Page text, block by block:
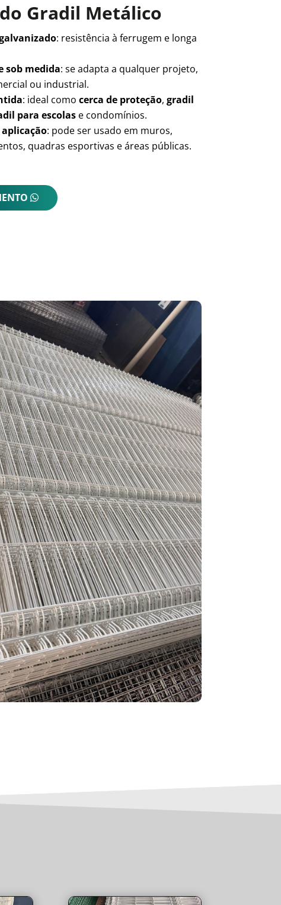
Gradil Metálico
: resistência à ferrugem e longa
sob medida: se adapta a qualquer projeto,
ou industrial.
: ideal como cerca de proteção, gradil
para escolase condomínios.
: pode ser usado em muros,
quadras esportivas e áreas públicas.